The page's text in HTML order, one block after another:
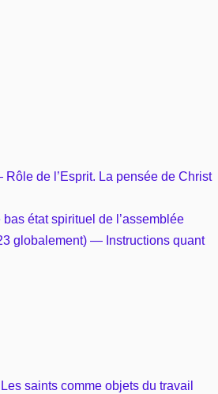
de l’Esprit. La pensée de Christ
état spirituel de l’assemblée
globalement) — Instructions quant
saints comme objets du travail